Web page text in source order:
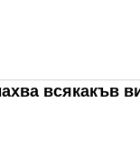
всякакъв